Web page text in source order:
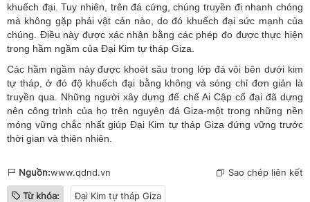
khuếch đại. Tuy nhiên, trên đá cứng, chúng truyền đi nhanh chóng
mà không gặp phải vật cản nào, do đó khuếch đại sức mạnh của
chúng. Điều này được xác nhận bằng các phép đo được thực hiện
trong hầm ngầm của Đại Kim tự tháp Giza.
Các hầm ngầm này được khoét sâu trong lớp đá vôi bên dưới kim
tự tháp, ở đó độ khuếch đại bằng không và sóng chỉ đơn giản là
truyền qua. Những người xây dựng đế chế Ai Cập cổ đại đã dựng
nên công trình của họ trên nguyên đá Giza-một trong những nền
móng vững chắc nhất giúp Đại Kim tự tháp Giza đứng vững trước
thời gian và thiên nhiên.
Nguồn:www.qdnd.vn Sao chép liên kết
Từ khóa: Đại Kim tự tháp Giza